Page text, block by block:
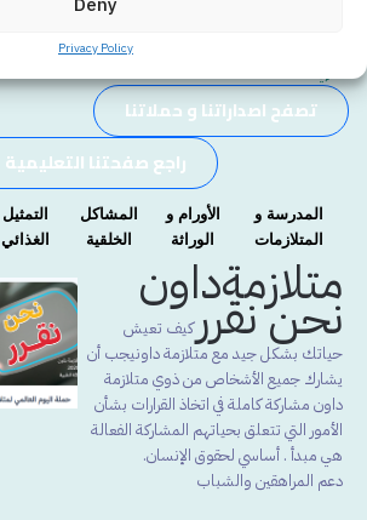
Privacy Policy
الوراثة الطبية هي
تصفح اصداراتنا و حملاتنا
راجع صفحتنا التعليمية
المدرسة و
المتلازمات
الأورام و
الوراثة
المشاكل
الخلقية
التمثيل
الغذائي
متلازمةداون
نحن نقرر كيف تعيش
حياتك بشكل جيد مع متلازمة داونيجب أن
يشارك جميع الأشخاص من ذوي متلازمة
داون مشاركة كاملة في اتخاذ القرارات بشأن
الأمور التي تتعلق بحياتهم المشاركة الفعالة
هي مبدأ . أساسي لحقوق الإنسان.
دعم المراهقين والشباب